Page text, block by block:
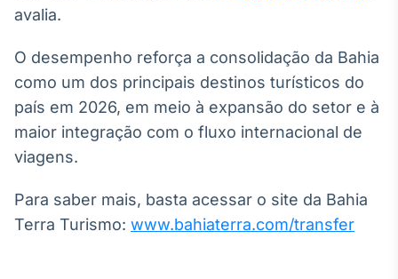
avalia.
O desempenho reforça a consolidação da Bahia
como um dos principais destinos turísticos do
país em 2026, em meio à expansão do setor e à
maior integração com o fluxo internacional de
viagens.
Para saber mais, basta acessar o site da Bahia
Terra Turismo: www.bahiaterra.com/transfer